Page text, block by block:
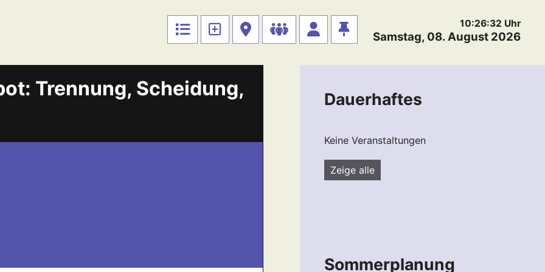
10:26:32 Uhr
Samstag, 08. August 2026
Trennung, Scheidung,
Dauerhaftes
Keine Veranstaltungen
Zeige alle
Sommerplanung